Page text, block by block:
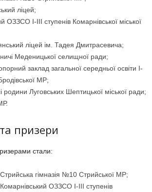
ліцей;
ОЗЗСО І-ІІІ ступенів Комарнівської міської
ліцей ім. Тадея Дмитрасевича;
Меденицької селищної ради;
заклад загальної середньої освіти І-
МР;
родини Луговських Шептицької міської ради;
призери
стали:
гімназія №10 Стрийської МР;
ОЗЗСО І-ІІІ ступенів